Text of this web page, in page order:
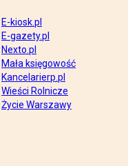
E-kiosk.pl
E-gazety.pl
Nexto.pl
Mała księgowość
Kancelarierp.pl
Wieści Rolnicze
Życie Warszawy